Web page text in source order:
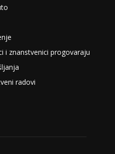
i znanstvenici progovaraju
radovi